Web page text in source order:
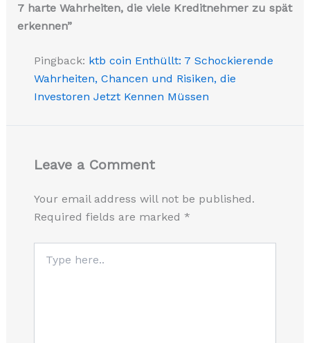
7 harte Wahrheiten, die viele Kreditnehmer zu spät
erkennen”
Pingback: ktb coin Enthüllt: 7 Schockierende
Wahrheiten, Chancen und Risiken, die
Investoren Jetzt Kennen Müssen
Leave a Comment
Your email address will not be published.
Required fields are marked *
here..